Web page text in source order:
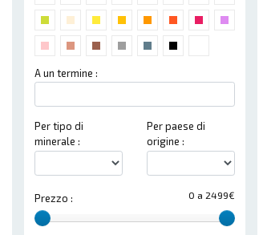
A un termine :
Per tipo di
minerale :
Per paese di
origine :
0 a 2499€
Prezzo :